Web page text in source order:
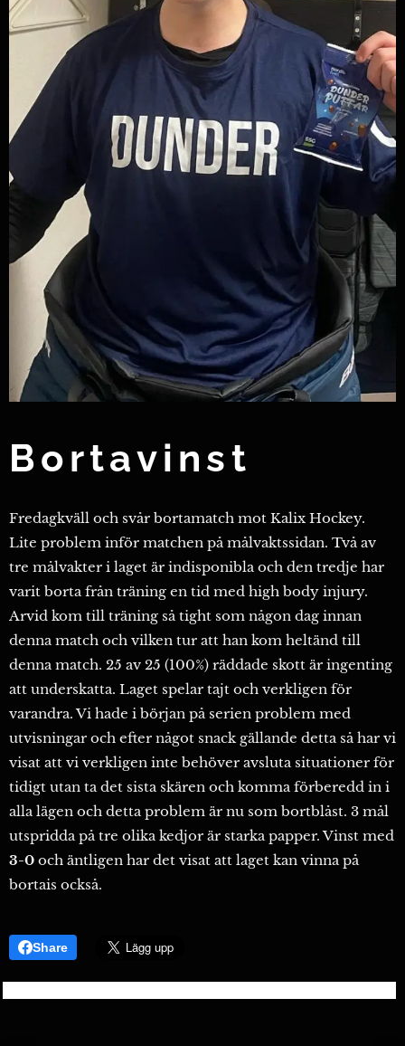
Bortavinst
Fredagkväll och svår bortamatch mot Kalix Hockey.
Lite problem inför matchen på målvaktssidan. Två av
tre målvakter i laget är indisponibla och den tredje har
varit borta från träning en tid med high body injury.
Arvid kom till träning så tight som någon dag innan
denna match och vilken tur att han kom heltänd till
denna match. 25 av 25 (100%) räddade skott är ingenting
att underskatta. Laget spelar tajt och verkligen för
varandra. Vi hade i början på serien problem med
utvisningar och efter något snack gällande detta så har vi
visat att vi verkligen inte behöver avsluta situationer för
tidigt utan ta det sista skären och komma förberedd in i
alla lägen och detta problem är nu som bortblåst. 3 mål
utspridda på tre olika kedjor är starka papper. Vinst med
3-0 och äntligen har det visat att laget kan vinna på
bortais också.
Share